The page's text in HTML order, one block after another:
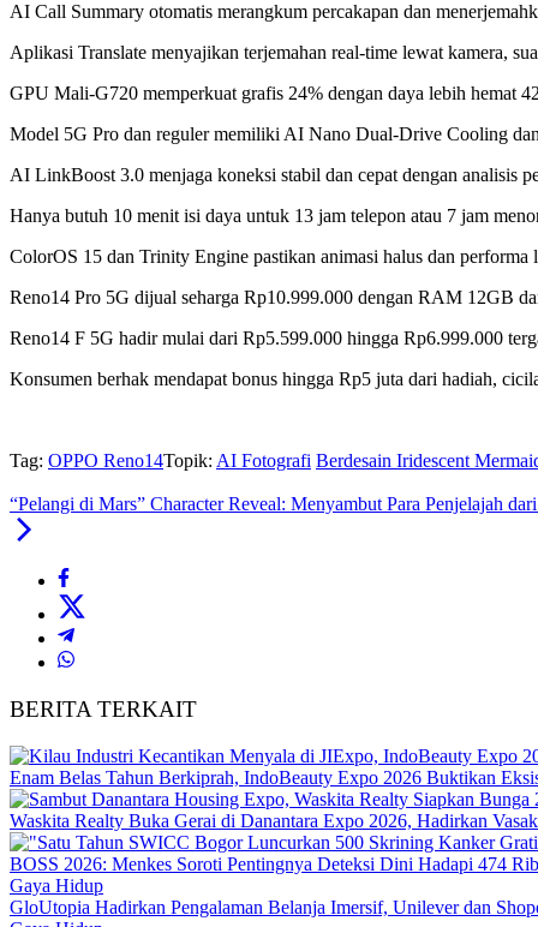
AI Call Summary otomatis merangkum percakapan dan
Aplikasi Translate menyajikan terjemahan real-time lewat kamera,
GPU Mali-G720 memperkuat grafis 24% dengan daya lebih hemat
Model 5G Pro dan reguler memiliki AI Nano Dual-Drive Cooling
AI LinkBoost 3.0 menjaga koneksi stabil dan cepat dengan analisis
Hanya butuh 10 menit isi daya untuk 13 jam telepon atau 7 jam
ColorOS 15 dan Trinity Engine pastikan animasi halus dan
Reno14 Pro 5G dijual seharga Rp10.999.000 dengan RAM 12GB
Reno14 F 5G hadir mulai dari Rp5.599.000 hingga Rp6.999.000
Konsumen berhak mendapat bonus hingga Rp5 juta dari hadiah,
Tag: OPPO Reno14Topik: AI Fotografi Berdesain Iridescent
“Pelangi di Mars” Character Reveal: Menyambut Para Penjelajah
BERITA TERKAIT
Enam Belas Tahun Berkiprah, IndoBeauty Expo 2026 Buktikan
Waskita Realty Buka Gerai di Danantara Expo 2026, Hadirkan
BOSS 2026: Menkes Soroti Pentingnya Deteksi Dini Hadapi 474
Gaya Hidup
GloUtopia Hadirkan Pengalaman Belanja Imersif, Unilever dan